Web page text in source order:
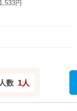
円
数 1人